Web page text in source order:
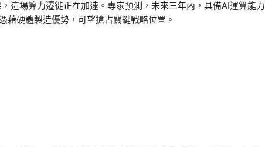
這場算力遷徙正在加速。專家預測，未來三年內，具備AI運算能力
藉硬體製造優勢，可望搶占關鍵戰略位置。